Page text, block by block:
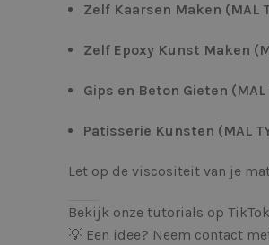
Zelf Kaarsen Maken (MAL
Zelf Epoxy Kunst Maken
Gips en Beton Gieten (MAL
Patisserie Kunsten (MAL
Let op de viscositeit van je
Bekijk onze tutorials op
💡 Een idee? Neem contact